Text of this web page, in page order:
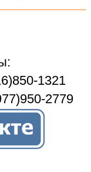
1321
2779